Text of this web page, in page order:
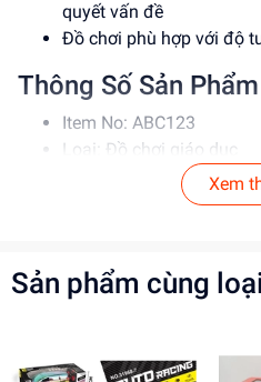
quyết vấn đề
Đồ chơi phù hợp với độ
Thông Số Sản Phẩm
Item No: ABC123
Loại: Đồ chơi giáo dục
Chất liệu: Nhựa an toàn
Độ tuổi phù hợp: 3-6 tuổi
Hướng dẫn bé sử dụng
Khuyến khích bé sử
Xem
Sản phẩm cùng loại